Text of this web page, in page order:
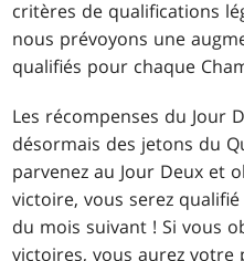
critères de qualifications
nous prévoyons une
qualifiés pour chaque
Les récompenses du Jour
désormais des jetons du
parvenez au Jour Deux et
victoire, vous serez
du mois suivant ! Si vous
victoires, vous aurez votre